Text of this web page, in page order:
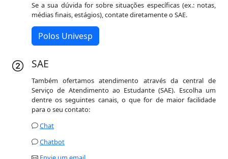
Se a sua dúvida for sobre situações específicas (ex.: notas,
médias finais, estágios), contate diretamente o SAE.
Polos Univesp
SAE
Também ofertamos atendimento através da central de
Serviço de Atendimento ao Estudante (SAE). Escolha um
dentre os seguintes canais, o que for de maior facilidade
para o seu contato:
Chat
Chatbot